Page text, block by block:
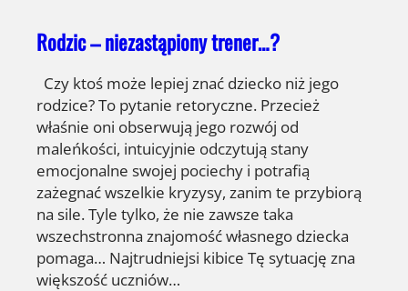
Rodzic – niezastąpiony trener…?
Czy ktoś może lepiej znać dziecko niż jego
rodzice? To pytanie retoryczne. Przecież
właśnie oni obserwują jego rozwój od
maleńkości, intuicyjnie odczytują stany
emocjonalne swojej pociechy i potrafią
zażegnać wszelkie kryzysy, zanim te przybiorą
na sile. Tyle tylko, że nie zawsze taka
wszechstronna znajomość własnego dziecka
pomaga… Najtrudniejsi kibice Tę sytuację zna
większość uczniów…